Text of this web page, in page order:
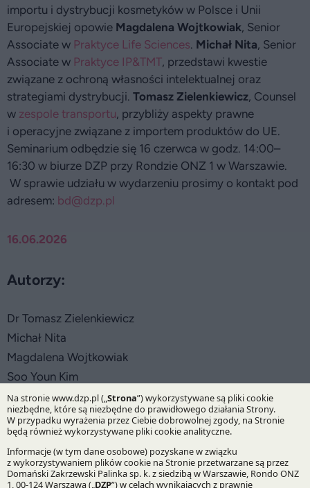
16.06.2026
Autorzy:
Dr Tomasz Zielenkiewicz
Michał Nita
Magdalena Wojtkowiak
Soo Youn Kim
Praktyki:
Infrastruktura i Energetyka
IP&TMT
importu i dystrybucji kosmetyków w Polsce i Unii
Europejskiej opowie Magdalena Wojtkowiak, Senior
Associate w Praktyce Life Sciences. Michał Nita, Senior
Associate w Praktyce IP&TMT, przedstawi kwestie
związane z ochroną własności intelektualnej oraz
strategiami dystrybucji. Tomasz Zielenkiewicz, Counsel
w zespole transportu, przybliży aspekty prawne
i operacyjne związane z importem produktów do UE.
Seminarium odbędzie się 16 czerwca w godz. 14:00–
16:30 w biurze DZP przy Rondzie ONZ 1 w Warszawie.
W sprawie udziału w wydarzeniu prosimy o kontakt pod
adresem: bd@dzp.pl